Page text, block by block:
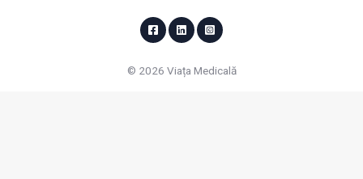
© 2026 Viața Medicală